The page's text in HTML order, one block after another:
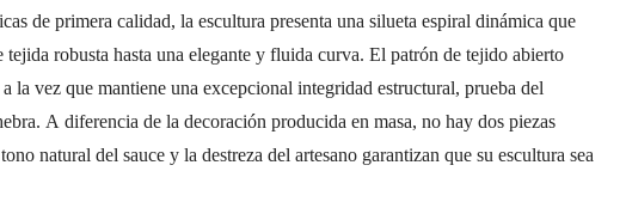
de primera calidad, la escultura presenta una silueta espiral dinámica que
tejida robusta hasta una elegante y fluida curva. El patrón de tejido abierto
la vez que mantiene una excepcional integridad estructural, prueba del
A diferencia de la decoración producida en masa, no hay dos piezas
natural del sauce y la destreza del artesano garantizan que su escultura sea